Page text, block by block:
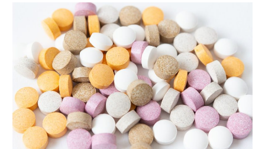
健
康
を
守
る
多
機
能
型
科
ク